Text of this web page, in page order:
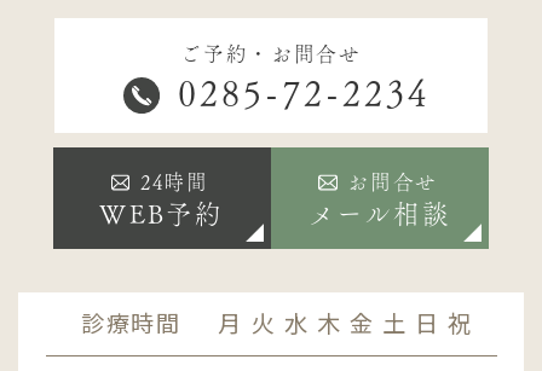
ご予約・お問合せ
0285-72-2234
24時間
WEB予約
お問合せ
メール相談
診療時間 月 火 水 木 金 土 日 祝